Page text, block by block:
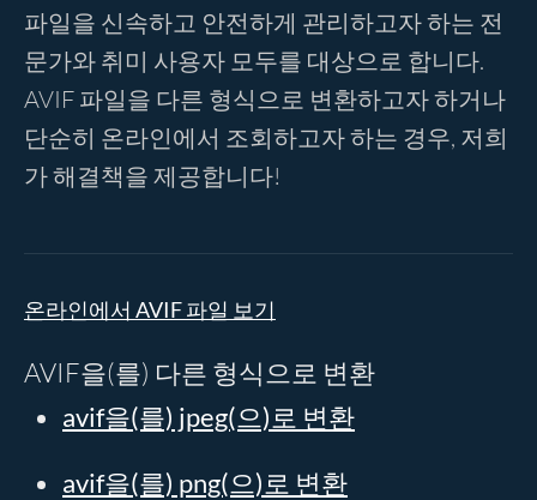
파일을 신속하고 안전하게 관리하고자 하는 전
문가와 취미 사용자 모두를 대상으로 합니다.
AVIF 파일을 다른 형식으로 변환하고자 하거나
단순히 온라인에서 조회하고자 하는 경우, 저희
가 해결책을 제공합니다!
온라인에서 AVIF 파일 보기
AVIF을(를) 다른 형식으로 변환
avif을(를) jpeg(으)로 변환
avif을(를) png(으)로 변환